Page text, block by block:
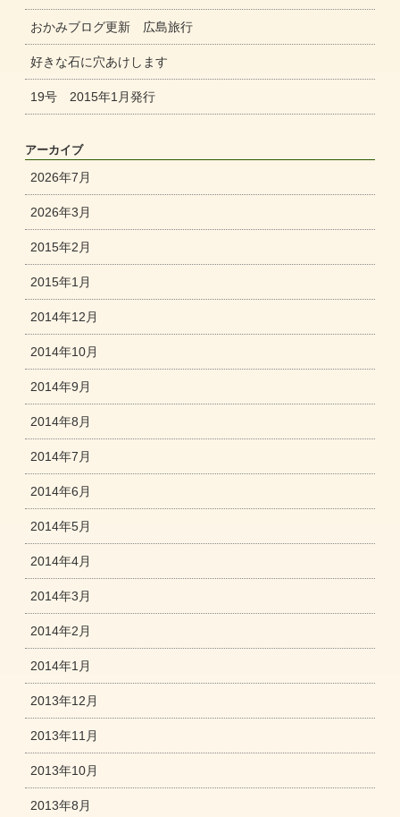
おかみブログ更新 広島旅行
好きな石に穴あけします
19号 2015年1月発行
アーカイブ
2026年7月
2026年3月
2015年2月
2015年1月
2014年12月
2014年10月
2014年9月
2014年8月
2014年7月
2014年6月
2014年5月
2014年4月
2014年3月
2014年2月
2014年1月
2013年12月
2013年11月
2013年10月
2013年8月